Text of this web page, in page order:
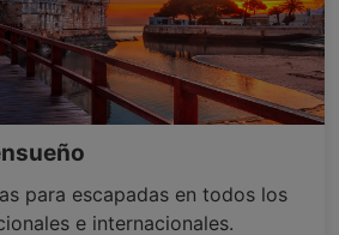
para escapadas en todos los
e internacionales.